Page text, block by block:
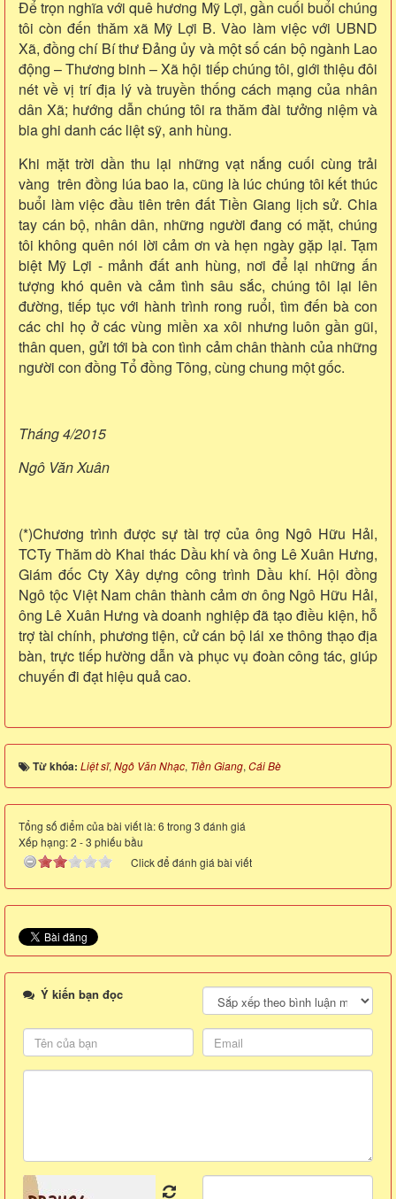
Để trọn nghĩa với quê hương Mỹ Lợi, gần cuối buổi chúng
tôi còn đến thăm xã Mỹ Lợi B. Vào làm việc với UBND
Xã, đồng chí Bí thư Đảng ủy và một số cán bộ ngành Lao
động – Thương binh – Xã hội tiếp chúng tôi, giới thiệu đôi
nét về vị trí địa lý và truyền thống cách mạng của nhân
dân Xã; hướng dẫn chúng tôi ra thăm đài tưởng niệm và
bia ghi danh các liệt sỹ, anh hùng.
Khi mặt trời dần thu lại những vạt nắng cuối cùng trải
vàng trên đồng lúa bao la, cũng là lúc chúng tôi kết thúc
buổi làm việc đầu tiên trên đất Tiền Giang lịch sử. Chia
tay cán bộ, nhân dân, những người đang có mặt, chúng
tôi không quên nói lời cảm ơn và hẹn ngày gặp lại. Tạm
biệt Mỹ Lợi - mảnh đất anh hùng, nơi để lại những ấn
tượng khó quên và cảm tình sâu sắc, chúng tôi lại lên
đường, tiếp tục với hành trình rong ruổi, tìm đến bà con
các chi họ ở các vùng miền xa xôi nhưng luôngần gũi,
thânquen, gửi tới bà con tình cảm chân thành của những
người con đồng Tổ đồng Tông, cùng chung một gốc.
Tháng 4/2015
Ngô Văn Xuân
(*)Chương trình được sự tài trợ của ông Ngô Hữu Hải,
TCTy Thăm dò Khai thác Dầu khí và ông Lê Xuân Hưng,
Giám đốc Cty Xây dựng công trình Dầu khí. Hội đồng
Ngô tộc Việt Nam chân thành cảm ơn ông Ngô Hữu Hải,
ông Lê Xuân Hưng và doanh nghiệp đã tạo điều kiện, hỗ
trợ tài chính, phương tiện, cử cán bộ lái xe thông thạo địa
bàn, trực tiếp hường dẫn và phục vụ đoàn công tác, giúp
chuyến đi đạt hiệu quả cao.
Từ khóa: Liệt sĩ, Ngô Văn Nhạc, Tiền Giang, Cái Bè
Tổng số điểm của bài viết là: 6 trong 3 đánh giá
Xếp hạng:2 -3 phiếu bầu
Click để đánh giá bài viết
Ý kiến bạn đọc